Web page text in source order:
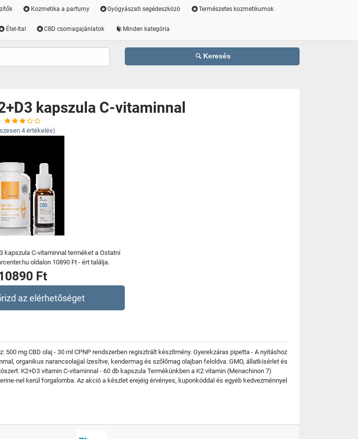
Kozmetika a parfumy Gyógyászati segédeszközö Természetes kozmetikumok
Étel-Ital CBD csomagajánlatok Minden kategória
Keresés
kapszula C-vitaminnal
4 értékelés)
kapszula C-vitaminnal terméket a Ostatní
oldalon 10890 Ft - ért találja.
Ft
az elérhetőséget
mg CBD olaj - 30 ml CPNP rendszerben regisztrált készítmény. Gyerekzáras pipetta - A nyitáshoz
organikus narancsolajjal ízesítve, kendermag és szőlőmag olajban feloldva. GMO, állatkísérlet és
K2+D3 vitamin C-vitaminnal - 60 db kapszula Termékünkben a K2 vitamin (Menachinon 7)
nel kerül forgalomba. Az akció a készlet erejéig érvényes, kuponkóddal és egyéb kedvezménnyel